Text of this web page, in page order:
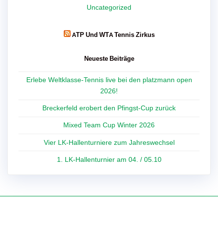
Uncategorized
ATP Und WTA Tennis Zirkus
Neueste Beiträge
Erlebe Weltklasse-Tennis live bei den platzmann open
2026!
Breckerfeld erobert den Pfingst-Cup zurück
Mixed Team Cup Winter 2026
Vier LK-Hallenturniere zum Jahreswechsel
1. LK-Hallenturnier am 04. / 05.10